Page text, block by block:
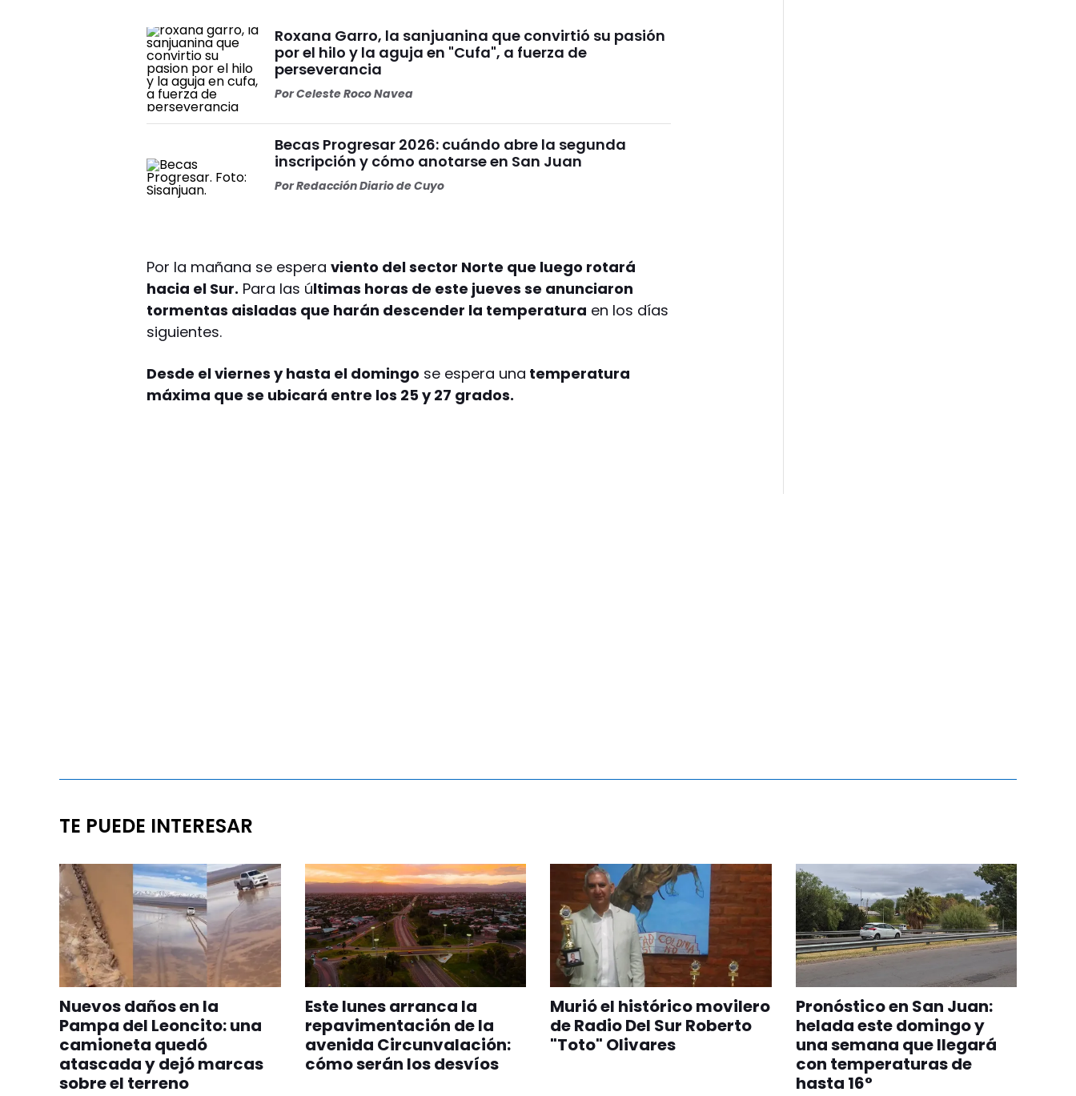
Roxana Garro, la sanjuanina que convirtió su pasión
por el hilo y la aguja en "Cufa", a fuerza de
perseverancia
PorCeleste Roco Navea
Becas Progresar 2026: cuándo abre la segunda
inscripción y cómo anotarse en San Juan
PorRedacción Diario de Cuyo
Por la mañana se esperaviento del sector Norte que luego rotará
hacia el Sur. Para las últimas horas de este jueves se anunciaron
tormentas aisladas que harán descender la temperatura en los días
siguientes.
Desde el viernes y hasta el domingo se espera una temperatura
máxima que se ubicará entre los 25 y 27 grados.
TE PUEDE INTERESAR
Nuevos daños en la
Pampa del Leoncito: una
camioneta quedó
atascada y dejó marcas
sobre el terreno
Este lunes arranca la
repavimentación de la
avenida Circunvalación:
cómo serán los desvíos
Murió el histórico movilero
de Radio Del Sur Roberto
"Toto" Olivares
Pronóstico en San Juan:
helada este domingo y
una semana que llegará
con temperaturas de
hasta 16°